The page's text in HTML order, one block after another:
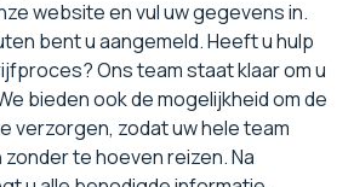
website en vul uw gegevens in.
bent u aangemeld. Heeft u hulp
Ons team staat klaar om u
bieden ook de mogelijkheid om de
verzorgen, zodat uw hele team
te hoeven reizen. Na